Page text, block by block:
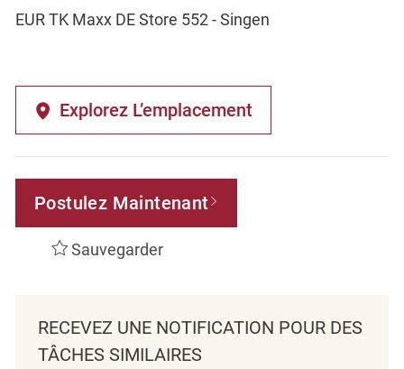
EUR TK Maxx DE Store 552 - Singen
Explorez L’emplacement
Postulez Maintenant
Sauvegarder
RECEVEZ UNE NOTIFICATION POUR DES
TÂCHES SIMILAIRES